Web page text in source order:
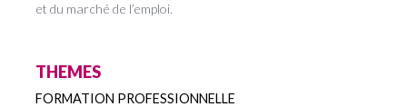
et du marché de l’emploi.
THEMES
FORMATION PROFESSIONNELLE